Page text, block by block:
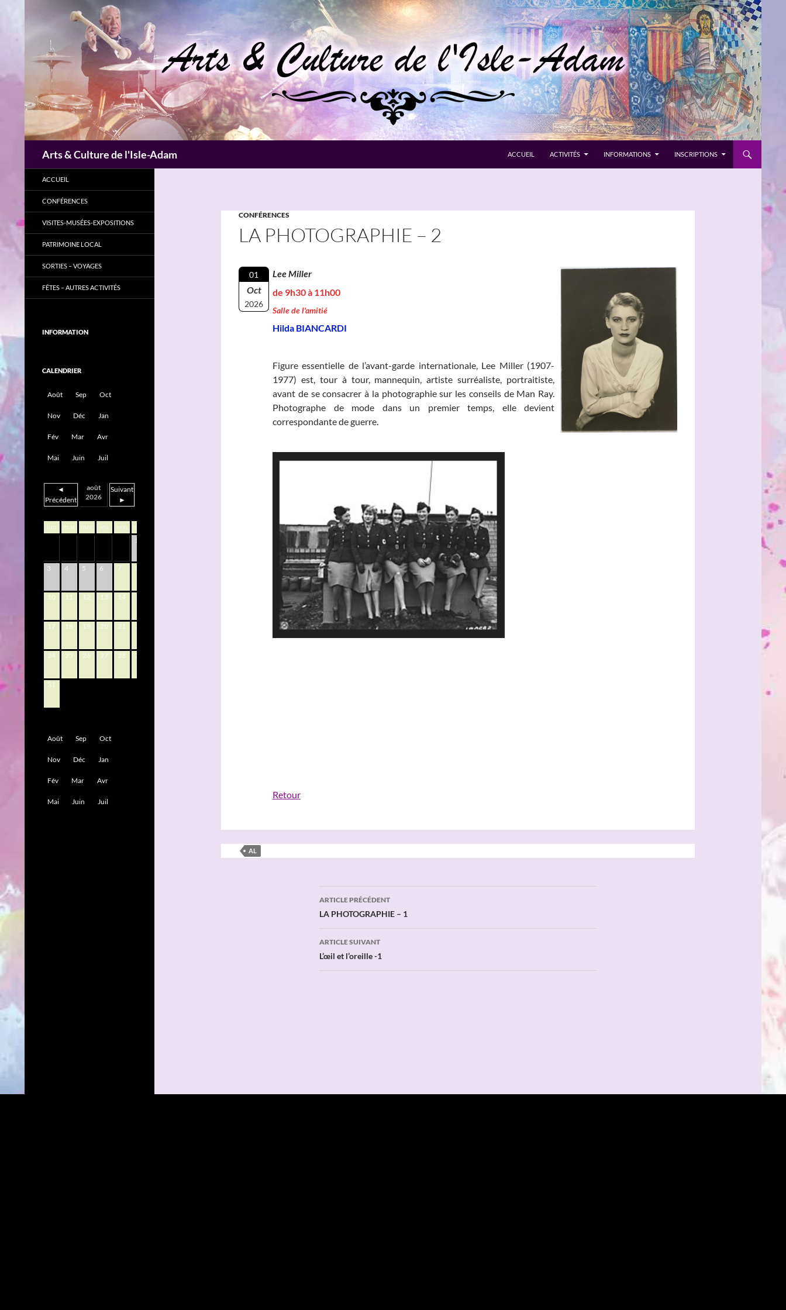
Arts & Culture de l'Isle-Adam ACCUEIL ACTIVITÉS INFORMATIONS INSCRIPTIONS
CONFÉRENCES
LA PHOTOGRAPHIE – 2
01
Oct
2026
Lee Miller
de 9h30 à 11h00
Salle de l'amitié
Hilda BIANCARDI
Figure essentielle de l’avant-garde internationale, Lee Miller (1907-
1977) est, tour à tour, mannequin, artiste surréaliste, portraitiste,
avant de se consacrer à la photographie sur les conseils de Man Ray.
Photographe de mode dans un premier temps, elle devient
correspondante de guerre.
Retour
AL
Navigation
des
articles
ARTICLE PRÉCÉDENT
LA PHOTOGRAPHIE – 1
ARTICLE SUIVANT
L’œil et l’oreille -1
ACCUEIL
CONFÉRENCES
VISITES-MUSÉES-EXPOSITIONS
PATRIMOINE LOCAL
SORTIES – VOYAGES
FÊTES – AUTRES ACTIVITÉS
INFORMATION
CALENDRIER
Août Sep Oct
Nov Déc Jan
Fév Mar Avr
Mai Juin Juil
◄
Précédent
août
2026
Suivant
►
lun mar mer jeu ven sam
1
3 4 5 6 7 8
10 11 12 13 14 15
17 18 19 20 21 22
24 25 26 27 28 29
31
Août Sep Oct
Nov Déc Jan
Fév Mar Avr
Mai Juin Juil